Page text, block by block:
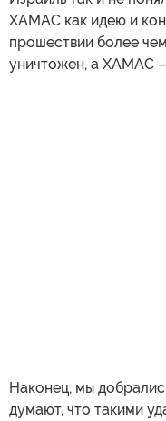
ХАМАС как идею и
прошествии более
уничтожен, а ХАМАС
Наконец, мы
думают, что такими